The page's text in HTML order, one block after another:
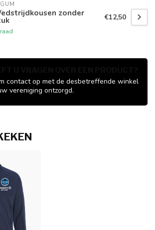
zonder €12,50
contact op met de desbetreffende winkel
vereniging ontzorgd.